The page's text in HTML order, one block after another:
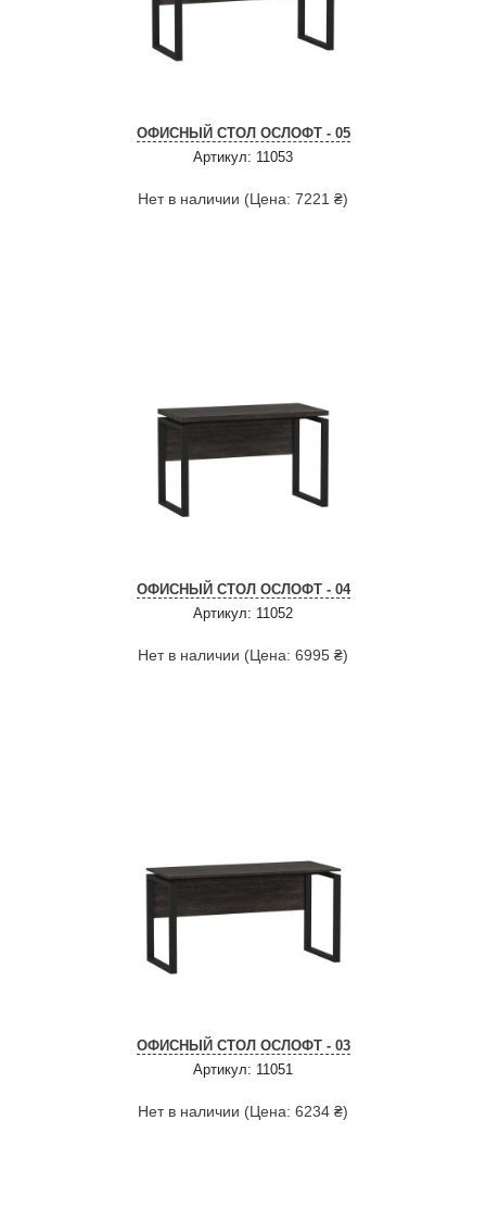
ОФИСНЫЙ СТОЛ ОСЛОФТ - 05
Артикул: 11053
Нет в наличии (Цена: 7221 ₴)
ОФИСНЫЙ СТОЛ ОСЛОФТ - 04
Артикул: 11052
Нет в наличии (Цена: 6995 ₴)
ОФИСНЫЙ СТОЛ ОСЛОФТ - 03
Артикул: 11051
Нет в наличии (Цена: 6234 ₴)